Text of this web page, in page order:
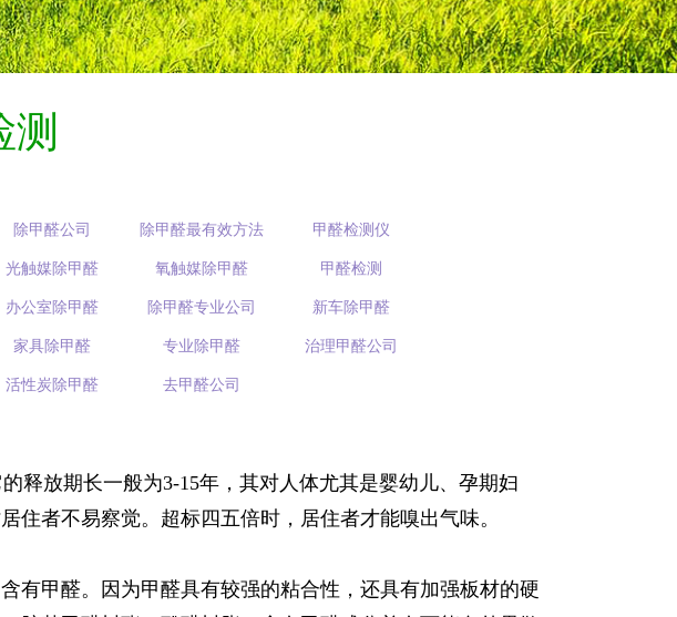
放期长一般为3-15年，其对人体尤其是婴幼儿、孕期妇
者不易察觉。超标四五倍时，居住者才能嗅出气味。
甲醛。因为甲醛具有较强的粘合性，还具有加强板材的硬
除甲醛公司 除甲醛最有效方法 甲醛检测仪
光触媒除甲醛 氧触媒除甲醛 甲醛检测
办公室除甲醛 除甲醛专业公司 新车除甲醛
家具除甲醛 专业除甲醛 治理甲醛公司
活性炭除甲醛 去甲醛公司